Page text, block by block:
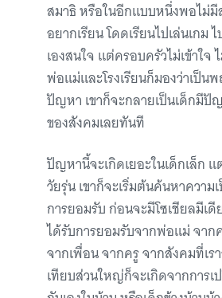
สมาธิ หรือในอีกแบบหนึ่งพอไม่มี
อยากเรียน โดดเรียนไปเล่นเกม
เองสนใจ แต่ครอบครัวไม่เข้าใจ
พ่อแม่และโรงเรียนก็มองว่าเป็น
ปัญหา เขาก็จะกลายเป็นเด็กมีปั
ของสังคมเลยทันที
ปัญหานี้จะเกิดเยอะในเด็กเล็ก แ
วัยรุ่น เขาก็จะเริ่มต้นค้นหาความ
การยอมรับ ก่อนจะมีโซเชียลมีเดี
ได้รับการยอมรับจากพ่อแม่ จาก
จากเพื่อน จากครู จากสังคมที่เร
เทียบส่วนใหญ่ก็จะเกิดจากการ